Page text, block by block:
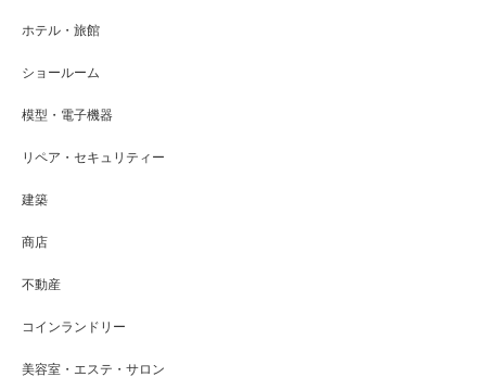
ホテル・旅館
ショールーム
模型・電子機器
リペア・セキュリティー
建築
商店
不動産
コインランドリー
美容室・エステ・サロン